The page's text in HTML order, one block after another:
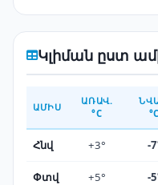
Կլիման ըստ
ԱՄԻՍ
ԱՌԱՎ.
°C
°C
Հնվ +3° -
Փտվ +5° -